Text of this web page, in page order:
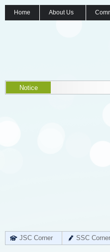
Home About Us
Notice
JSC Corner SSC Corner